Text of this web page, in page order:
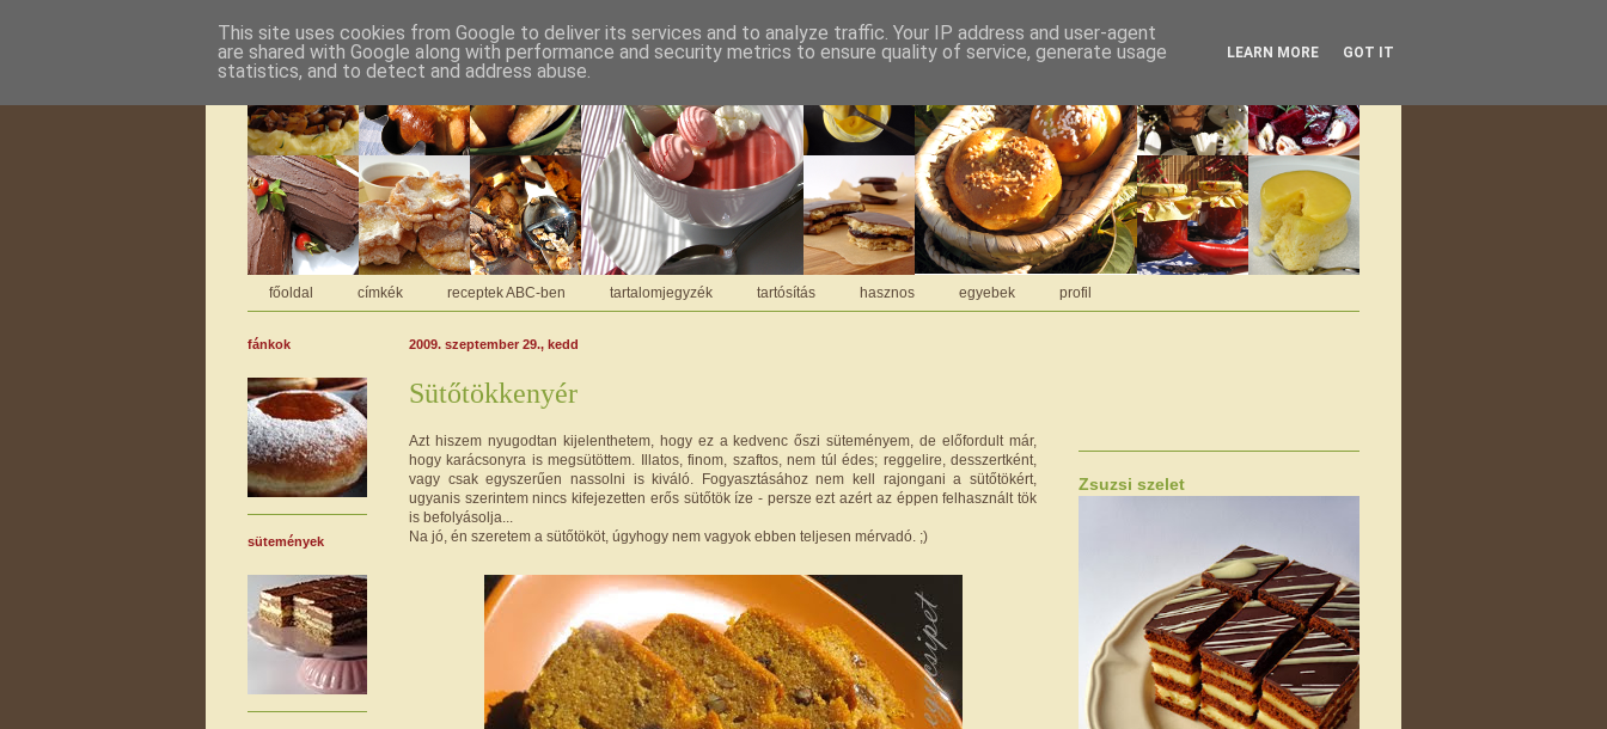
főoldal címkék receptek ABC-ben tartalomjegyzék tartósítás hasznos egyebek profil
2009. szeptember 29., kedd
Sütőtökkenyér
Azt hiszem nyugodtan kijelenthetem, hogy ez a kedvenc őszi süteményem, de előfordult már,
hogy karácsonyra is megsütöttem. Illatos, finom, szaftos, nem túl édes; reggelire, desszertként,
vagy csak egyszerűen nassolni is kiváló. Fogyasztásához nem kell rajongani a sütőtökért,
ugyanis szerintem nincs kifejezetten erős sütőtök íze - persze ezt azért az éppen felhasznált tök
is befolyásolja...
Na jó, én szeretem a sütőtököt, úgyhogy nem vagyok ebben teljesen mérvadó. ;)
fánkok
sütemények
Zsuzsi szelet
This site uses cookies from Google to deliver its services and to analyze traffic. Your IP address and user-agent
are shared with Google along with performance and security metrics to ensure quality of service, generate usage
statistics, and to detect and address abuse.
LEARN MORE GOT IT